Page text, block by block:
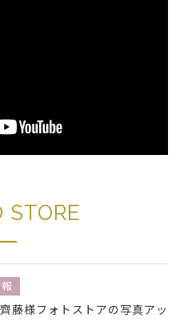
STORE
藤様フォトストアの写真アッ